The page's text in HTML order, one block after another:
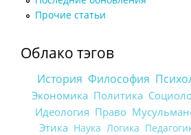
Прочие статьи
Облако тэгов
История Философия
Экономика Политика
Идеология Право
Этика Наука Логика